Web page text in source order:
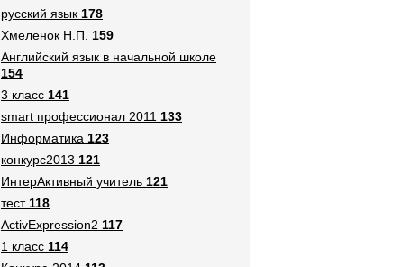
русский язык 178
Хмеленок Н.П.
159
Английский язык в начальной школе
154
3 класс 141
smart профессионал 2011 133
Информатика 123
конкурс2013 121
ИнтерАктивный учитель 121
тест118
ActivExpression2 117
1 класс 114